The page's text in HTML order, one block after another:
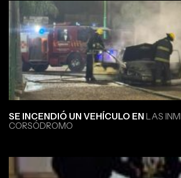
SE INCENDIÓ UN VEHÍCULO EN LAS
CORSÓDROMO